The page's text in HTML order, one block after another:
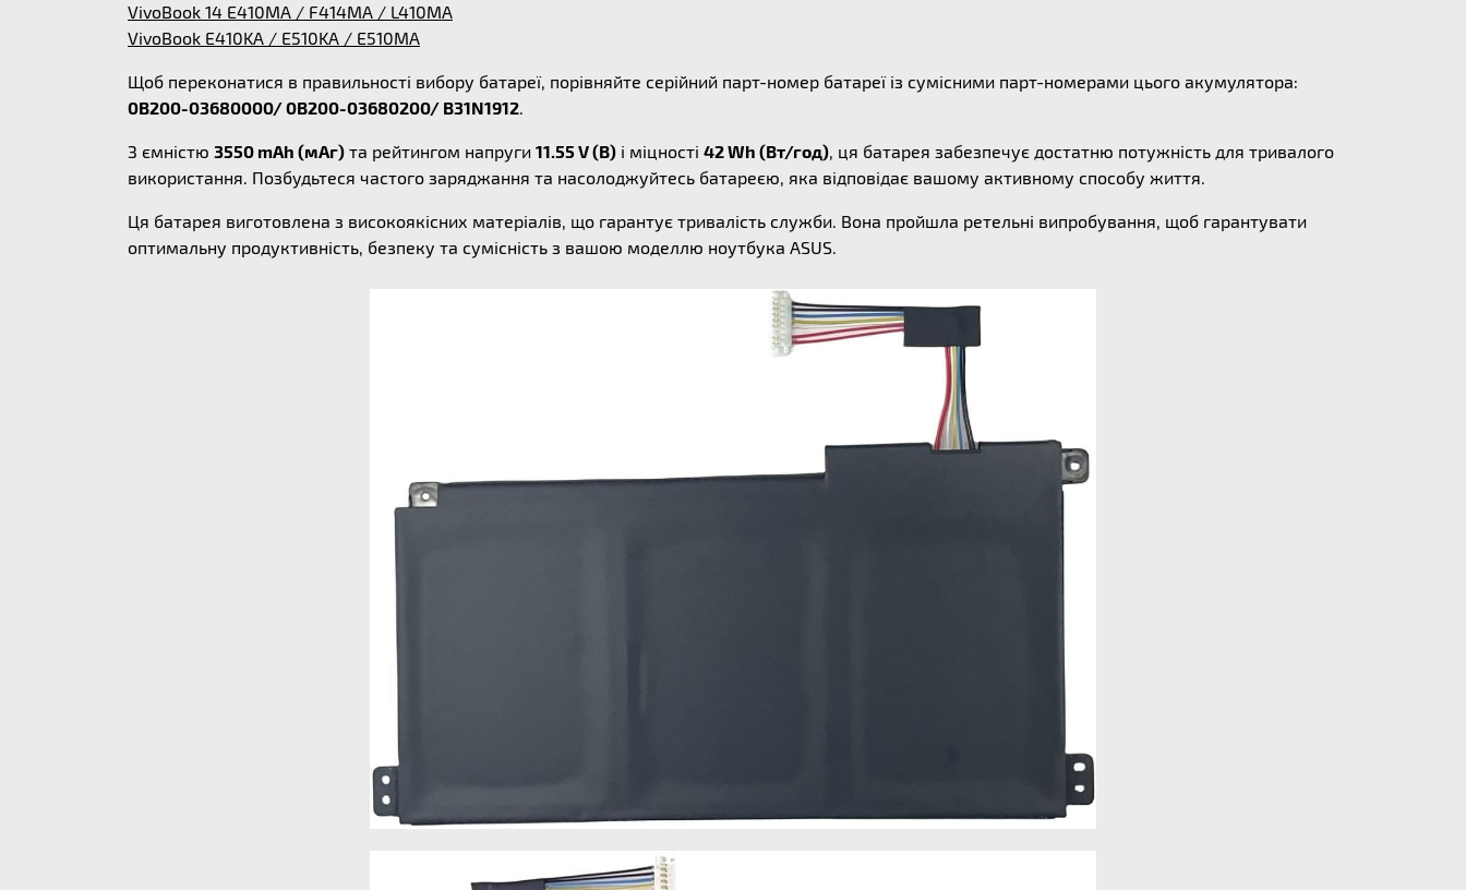
VivoBook 14 E410MA / F414MA / L410MA
VivoBook E410KA / E510KA / E510MA
Щоб переконатися в правильності вибору батареї, порівняйте серійний парт-номер батареї із сумісними парт-номерами цього акумулятора:
0B200-03680000/ 0B200-03680200/ B31N1912.
З ємністю 3550 mAh (мАг) та рейтингом напруги 11.55 V (В) і міцності 42 Wh (Вт/год), ця батарея забезпечує достатню потужність для тривалого
використання. Позбудьтеся частого заряджання та насолоджуйтесь батареєю, яка відповідає вашому активному способу життя.
Ця батарея виготовлена з високоякісних матеріалів, що гарантує тривалість служби. Вона пройшла ретельні випробування, щоб гарантувати
оптимальну продуктивність, безпеку та сумісність з вашою моделлю ноутбука ASUS.